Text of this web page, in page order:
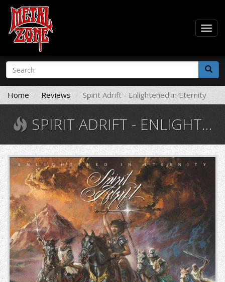
Skip
main
content
Search
form
Search
Home Reviews Spirit Adrift - Enlightened in Eternity
SPIRIT ADRIFT - ENLIGHTENED IN ETERNITY
872598.jpg